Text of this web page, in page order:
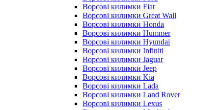
Ворсові килимки Fiat
Ворсові килимки Great Wall
Ворсові килимки Honda
Ворсові килимки Hummer
Ворсові килимки Hyundai
Ворсові килимки Infiniti
Ворсові килимки Jaguar
Ворсові килимки Jeep
Ворсові килимки Kia
Ворсові килимки Lada
Ворсові килимки Land Rover
Ворсові килимки Lexus